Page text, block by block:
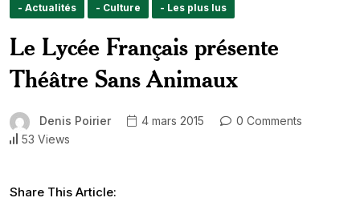
- Actualités - Culture - Les plus lus
Le Lycée Français présente
Théâtre Sans Animaux
Denis Poirier 4 mars 2015
0 Comments
53 Views
Share This Article: